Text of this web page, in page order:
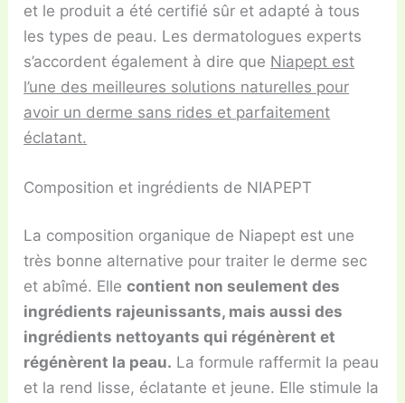
et le produit a été certifié sûr et adapté à tous
les types de peau. Les dermatologues experts
s’accordent également à dire que Niapept est
l’une des meilleures solutions naturelles pour
avoir un derme sans rides et parfaitement
éclatant.
Composition et ingrédients de NIAPEPT
La composition organique de Niapept est une
très bonne alternative pour traiter le derme sec
et abîmé. Ellecontient non seulement des
ingrédients rajeunissants, mais aussi des
ingrédients nettoyants qui régénèrent et
régénèrent la peau. La formule raffermit la peau
et la rend lisse, éclatante et jeune. Elle stimule la